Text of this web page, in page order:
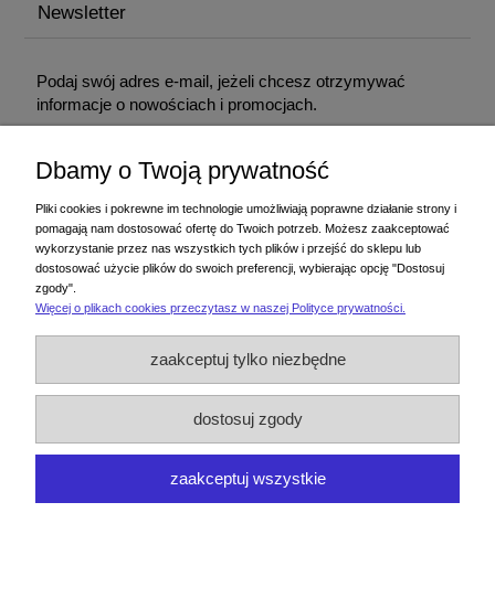
Newsletter
Podaj swój adres e-mail, jeżeli chcesz otrzymywać
informacje o nowościach i promocjach.
Podając adres e-mail, wyrażasz zgodę na otrzymywanie informacji handlowej
drogą elektroniczną na podany adres. Zgodę można wycofać w każdym
czasie. Wycofanie zgody nie wpływa na zgodność z prawem przetwarzania
dokonanego przed jej wycofaniem.
Pomoc
Moje konto
Informacje
Dbamy o Twoją prywatność
Pliki cookies i pokrewne im technologie umożliwiają poprawne działanie strony i
pomagają nam dostosować ofertę do Twoich potrzeb. Możesz zaakceptować
wykorzystanie przez nas wszystkich tych plików i przejść do sklepu lub
dostosować użycie plików do swoich preferencji, wybierając opcję "Dostosuj
zgody".
Więcej o plikach cookies przeczytasz w naszej Polityce prywatności.
zaakceptuj tylko niezbędne
dostosuj zgody
zaakceptuj wszystkie